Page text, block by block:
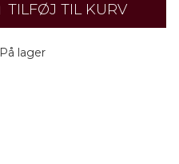
TILFØJ TIL KURV
På lager